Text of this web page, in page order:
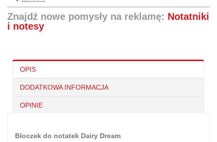
Znajdź nowe pomysły na reklamę: Notatniki
i notesy
OPIS
DODATKOWA INFORMACJA
OPINIE
Bloczek do notatek Dairy Dream